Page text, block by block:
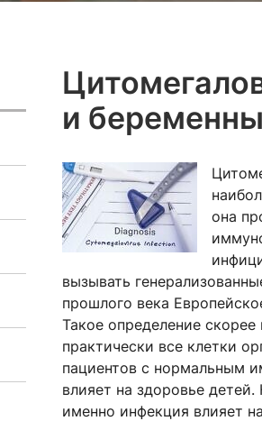
и
она
вызывать
прошлого века
Такое определение
практически все клетки
пациентов с нормальным
влияет на здоровье
именно инфекция влияет